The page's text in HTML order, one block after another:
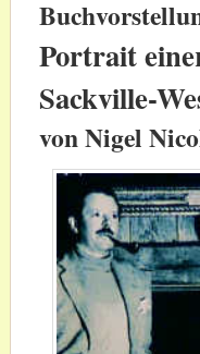
Portrait
Sackville-
von Nigel